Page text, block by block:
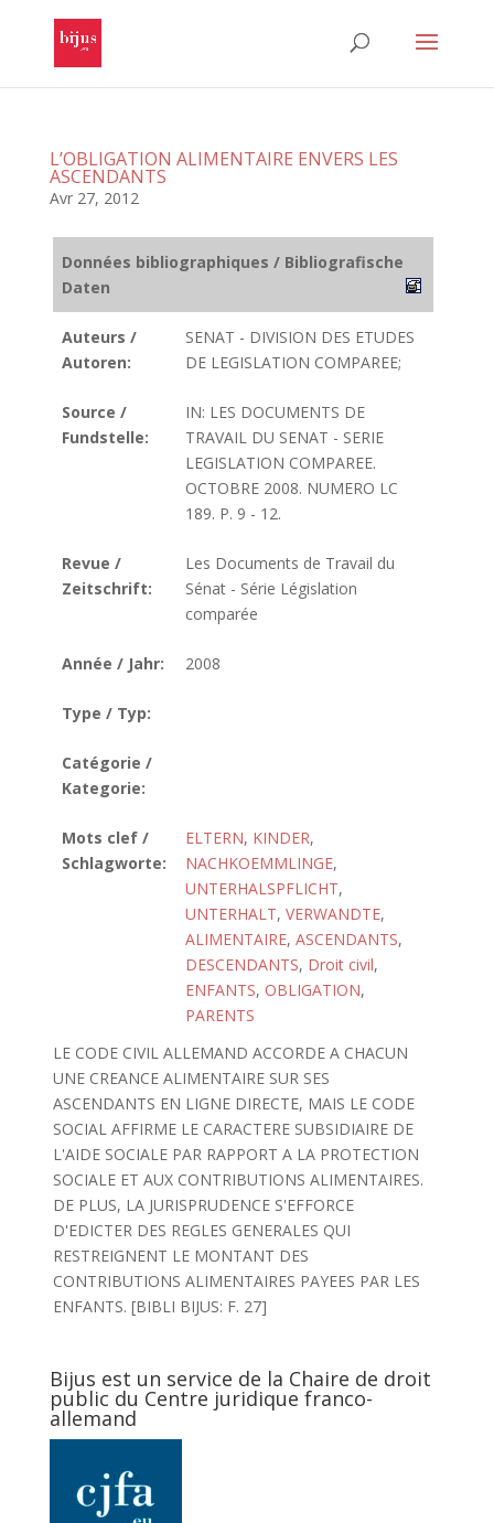
L’OBLIGATION ALIMENTAIRE ENVERS LES
ASCENDANTS
Avr 27, 2012
Données bibliographiques / Bibliografische
Daten
Auteurs /
Autoren:
SENAT - DIVISION DES ETUDES
DE LEGISLATION COMPAREE;
Source /
Fundstelle:
IN: LES DOCUMENTS DE
TRAVAIL DU SENAT - SERIE
LEGISLATION COMPAREE.
OCTOBRE 2008. NUMERO LC
189. P. 9 - 12.
Revue /
Zeitschrift:
Les Documents de Travail du
Sénat - Série Législation
comparée
Année / Jahr: 2008
Type / Typ:
Catégorie /
Kategorie:
Mots clef /
Schlagworte:
ELTERN, KINDER,
NACHKOEMMLINGE,
UNTERHALSPFLICHT,
UNTERHALT, VERWANDTE,
ALIMENTAIRE, ASCENDANTS,
DESCENDANTS, Droit civil,
ENFANTS, OBLIGATION,
PARENTS
LE CODE CIVIL ALLEMAND ACCORDE A CHACUN
UNE CREANCE ALIMENTAIRE SUR SES
ASCENDANTS EN LIGNE DIRECTE, MAIS LE CODE
SOCIAL AFFIRME LE CARACTERE SUBSIDIAIRE DE
L'AIDE SOCIALE PAR RAPPORT A LA PROTECTION
SOCIALE ET AUX CONTRIBUTIONS ALIMENTAIRES.
DE PLUS, LA JURISPRUDENCE S'EFFORCE
D'EDICTER DES REGLES GENERALES QUI
RESTREIGNENT LE MONTANT DES
CONTRIBUTIONS ALIMENTAIRES PAYEES PAR LES
ENFANTS. [BIBLI BIJUS: F. 27]
Bijus est un service de la Chaire de droit
public du Centre juridique franco-
allemand